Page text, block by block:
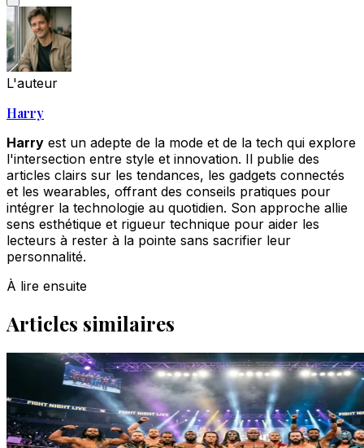
L'auteur
Harry
Harry est un adepte de la mode et de la tech qui explore
l'intersection entre style et innovation. Il publie des
articles clairs sur les tendances, les gadgets connectés
et les wearables, offrant des conseils pratiques pour
intégrer la technologie au quotidien. Son approche allie
sens esthétique et rigueur technique pour aider les
lecteurs à rester à la pointe sans sacrifier leur
personnalité.
À lire ensuite
Articles similaires